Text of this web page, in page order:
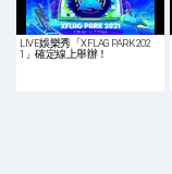
LIVE娛樂秀「XFLAG PARK 202
1」確定線上舉辦！